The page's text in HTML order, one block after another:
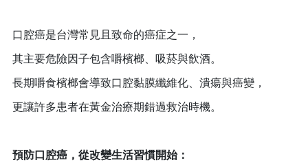
口腔癌是台灣常見且致命的癌症之一，
其主要危險因子包含嚼檳榔、吸菸與飲酒。
長期嚼食檳榔會導致口腔黏膜纖維化、潰瘍與癌變，
更讓許多患者在黃金治療期錯過救治時機。
預防口腔癌，從改變生活習慣開始：